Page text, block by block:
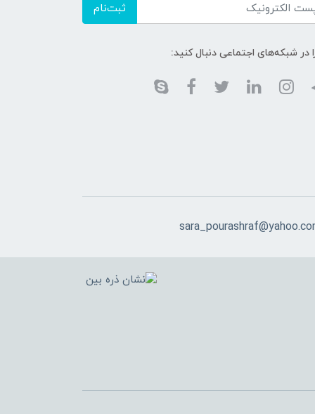
ثبت‌نام
در شبکه‌های اجتماعی دنبال کنید: